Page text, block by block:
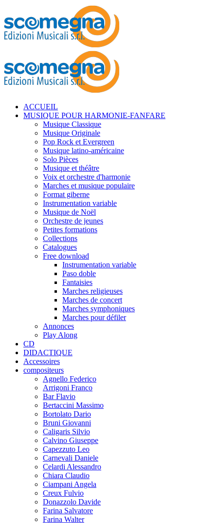
ACCUEIL
MUSIQUE POUR HARMONIE-FANFARE
Musique Classique
Musique Originale
Pop Rock et Evergreen
Musique latino-américaine
Solo Pièces
Musique et théâtre
Voix et orchestre d'harmonie
Marches et musique populaire
Format giberne
Instrumentation variable
Musique de Noël
Orchestre de jeunes
Petites formations
Collections
Catalogues
Free download
Instrumentation variable
Paso doble
Fantaisies
Marches religieuses
Marches de concert
Marches symphoniques
Marches pour défiler
Annonces
Play Along
CD
DIDACTIQUE
Accessoires
compositeurs
Agnello Federico
Arrigoni Franco
Bar Flavio
Bertaccini Massimo
Bortolato Dario
Bruni Giovanni
Caligaris Silvio
Calvino Giuseppe
Capezzuto Leo
Carnevali Daniele
Celardi Alessandro
Chiara Claudio
Ciampani Angela
Creux Fulvio
Donazzolo Davide
Farina Salvatore
Farina Walter